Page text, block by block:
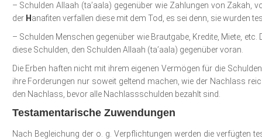
– Schulden Allaah (ta’aala) gegenüber wie Zahlungen von Zakah,
der H anafiten verfallen diese mit dem Tod, es sei denn, sie wurden
– Schulden Menschen gegenüber wie Brautgabe, Kredite, Miete, etc.
diese Schulden, den Schulden Allaah (ta’aala) gegenüber voran.
Die Erben haften nicht mit ihrem eigenen Vermögen für die
ihre Forderungen nur soweit geltend machen, wie der Nachlass
den Nachlass, bevor alle Nachlassschulden bezahlt sind.
Testamentarische Zuwendungen
Nach Begleichung der o. g. Verpflichtungen werden die verfügten